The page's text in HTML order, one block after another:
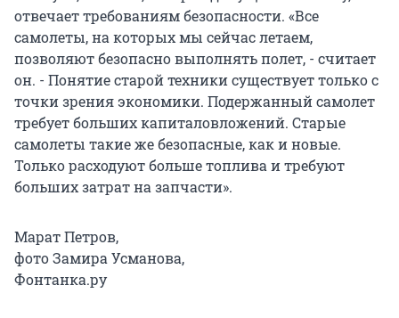
отвечает требованиям безопасности. «Все
самолеты, на которых мы сейчас летаем,
позволяют безопасно выполнять полет, - считает
он. - Понятие старой техники существует только с
точки зрения экономики. Подержанный самолет
требует больших капиталовложений. Старые
самолеты такие же безопасные, как и новые.
Только расходуют больше топлива и требуют
больших затрат на запчасти».
Марат Петров,
фото Замира Усманова,
Фонтанка.ру